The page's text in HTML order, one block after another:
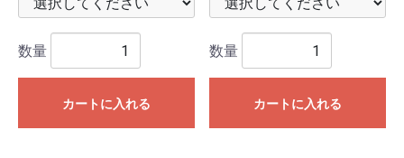
数量
カートに入れる
数量
カートに入れる